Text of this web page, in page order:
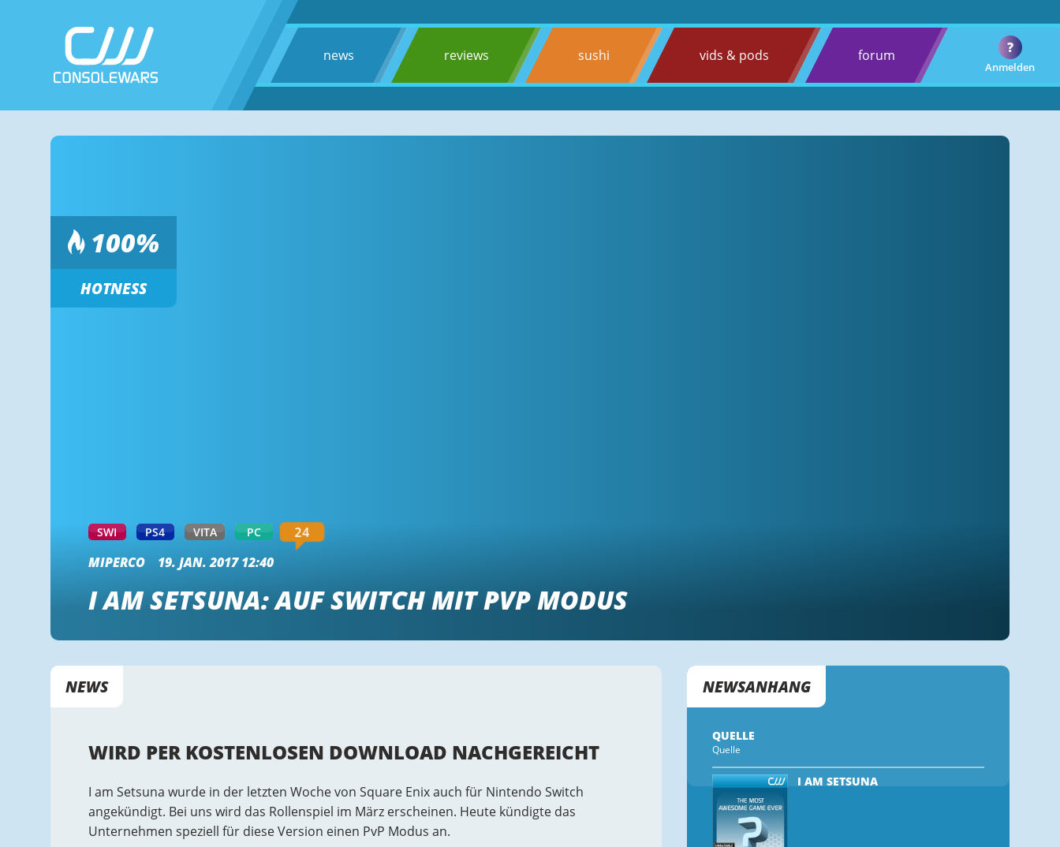
news reviews sushi vids & pods forum
Anmelden
?
100%
HOTNESS
SWI PS4 VITA PC 24
MIPERCO 19. JAN. 2017 12:40
I AM SETSUNA: AUF SWITCH MIT PVP MODUS
NEWS
WIRD PER KOSTENLOSEN DOWNLOAD NACHGEREICHT
I am Setsuna wurde in der letzten Woche von Square Enix auch für Nintendo Switch
angekündigt. Bei uns wird das Rollenspiel im März erscheinen. Heute kündigte das
Unternehmen speziell für diese Version einen PvP Modus an.
NEWSANHANG
QUELLE
Quelle
I AM SETSUNA